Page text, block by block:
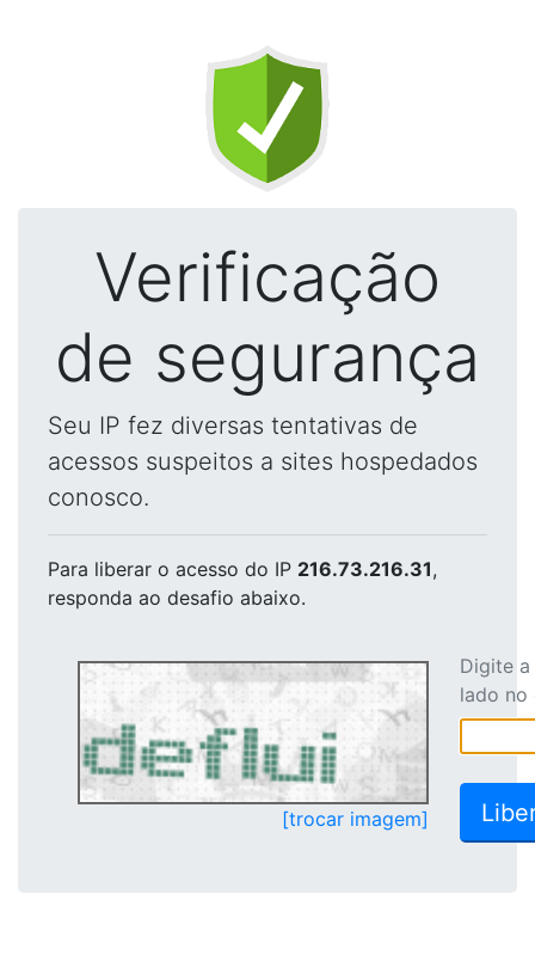
Verificação
de segurança
Seu IP fez diversas tentativas de
acessos suspeitos a sites hospedados
conosco.
Para liberar o acesso do IP 216.73.216.31,
responda ao desafio abaixo.
[trocar imagem]
Digite
lado no